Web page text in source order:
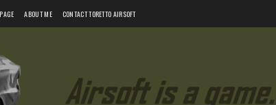
ABOUT ME CONTACT TORETTO AIRSOFT